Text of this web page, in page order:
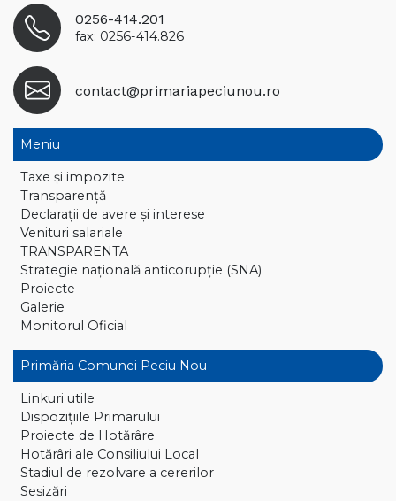
0256-414.201
fax: 0256-414.826
contact@primariapeciunou.ro
Meniu
Taxe și impozite
Transparență
Declaraţii de avere și interese
Venituri salariale
TRANSPARENTA
Strategie națională anticorupție (SNA)
Proiecte
Galerie
Monitorul Oficial
Primăria Comunei Peciu Nou
Linkuri utile
Dispoziţiile Primarului
Proiecte de Hotărâre
Hotărâri ale Consiliului Local
Stadiul de rezolvare a cererilor
Sesizări